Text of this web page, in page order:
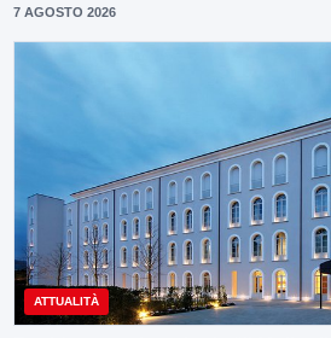
7 AGOSTO 2026
ATTUALITÀ